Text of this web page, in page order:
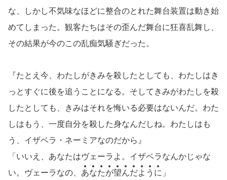
な、しかし不気味なほどに整合のとれた舞台装置は動き始
めてしまった。観客たちはその歪んだ舞台に狂喜乱舞し、
その結果が今のこの乱痴気騒ぎだった。
『たとえ今、わたしがきみを殺したとしても、わたしはき
っとすぐに後を追うことになる。そしてきみがわたしを殺
したとしても、きみはそれを悔いる必要はないんだ。わた
しはもう、一度自分を殺した身なんだしね。わたしはも
う、イザベラ・ネーミアなのだから』
「いいえ、あなたはヴェーラよ。イザベラなんかじゃな
い。ヴェーラなの、 あなたが望んだよ う に 」